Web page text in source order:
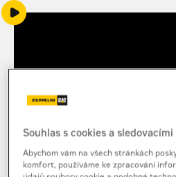
Souhlas s cookies a sledovacími
Abychom vám na všech stránkách
komfort, používáme ke zpracování